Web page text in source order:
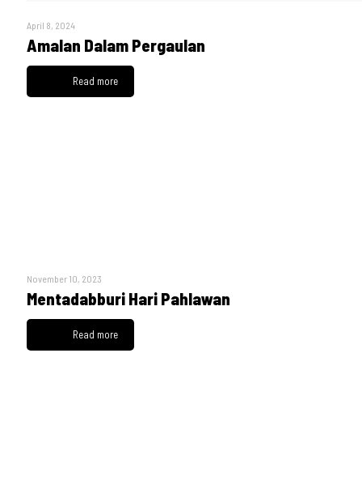
April 8, 2024
Amalan Dalam Pergaulan
Read more
November 10, 2023
Mentadabburi Hari Pahlawan
Read more